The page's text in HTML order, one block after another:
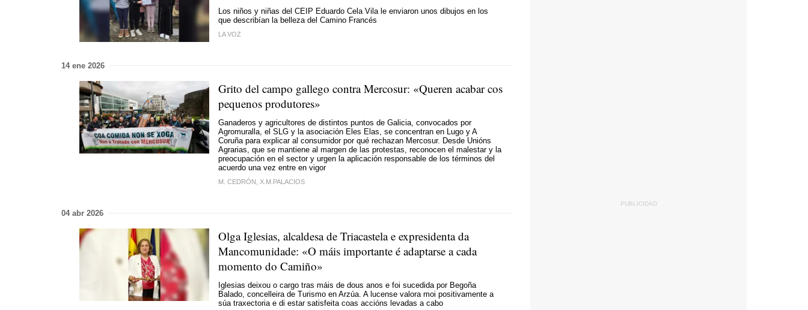
Los niños y niñas del CEIP Eduardo Cela Vila le enviaron unos dibujos en los
que describían la belleza del Camino Francés
LA VOZ
14 ene 2026
Grito del campo gallego contra Mercosur: «Queren acabar cos
pequenos produtores»
Ganaderos y agricultores de distintos puntos de Galicia, convocados por
Agromuralla, el SLG y la asociación Eles Elas, se concentran en Lugo y A
Coruña para explicar al consumidor por qué rechazan Mercosur. Desde Unións
Agrarias, que se mantiene al margen de las protestas, reconocen el malestar y la
preocupación en el sector y urgen la aplicación responsable de los términos del
acuerdo una vez entre en vigor
M. CEDRÓN, X.M.PALACIOS
04 abr 2026
Olga Iglesias, alcaldesa de Triacastela e expresidenta da
Mancomunidade: «O máis importante é adaptarse a cada
momento do Camiño»
Iglesias deixou o cargo tras máis de dous anos e foi sucedida por Begoña
Balado, concelleira de Turismo en Arzúa. A lucense valora moi positivamente a
súa traxectoria e di estar satisfeita coas accións levadas a cabo